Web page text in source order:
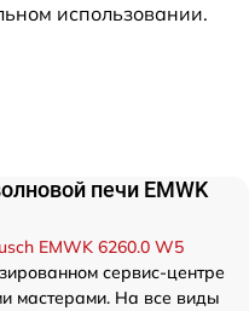
использовании.
печи EMWK
EMWK 6260.0 W5
сервис-центре
мастерами. На все виды